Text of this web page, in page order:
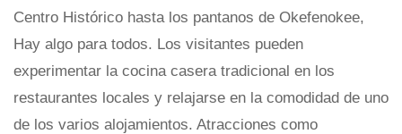
Centro Histórico hasta los pantanos de Okefenokee,
Hay algo para todos. Los visitantes pueden
experimentar la cocina casera tradicional en los
restaurantes locales y relajarse en la comodidad de uno
de los varios alojamientos. Atracciones como